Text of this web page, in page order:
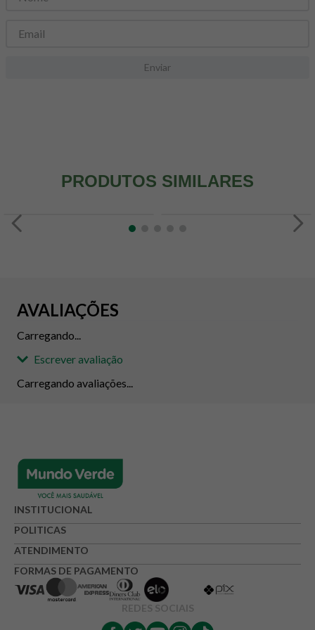
Enviar
PRODUTOS SIMILARES
AVALIAÇÕES
Carregando...
Escrever avaliação
Avalie o produto de 1 até 5 estrelas
★★★☆☆
Seu nome
Endereço de e-mail
Carregando avaliações...
INSTITUCIONAL
POLITICAS
ATENDIMENTO
FORMAS DE PAGAMENTO
REDES SOCIAIS
8º snack proteico mundo verde
9 psyllium